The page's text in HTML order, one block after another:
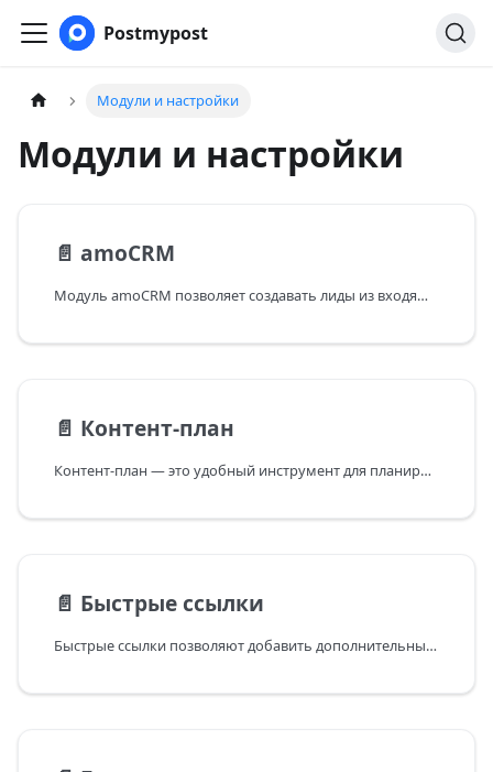
Postmypost
Модули и настройки
Модули и настройки
📄️ amoCRM
Модуль amoCRM позволяет создавать лиды из входящих сообщений в Postmypost и сразу отправлять их в
📄️ Контент-план
Контент-план — это удобный инструмент для планирования публикаций на основе заданного расписания. Вы
📄️ Быстрые ссылки
Быстрые ссылки позволяют добавить дополнительные пункты в левое меню проекта. Это могут быть ссылки